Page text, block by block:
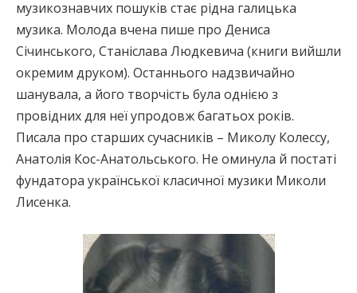
музикознавчих пошуків стає рідна галицька
музика. Молода вчена пише про Дениса
Січинського, Станіслава Людкевича (книги вийшли
окремим друком). Останнього надзвичайно
шанувала, а його творчість була однією з
провідних для неї упродовж багатьох років.
Писала про старших сучасників – Миколу Колессу,
Анатолія Кос-Анатольського. Не оминула й постаті
фундатора української класичної музики Миколи
Лисенка.